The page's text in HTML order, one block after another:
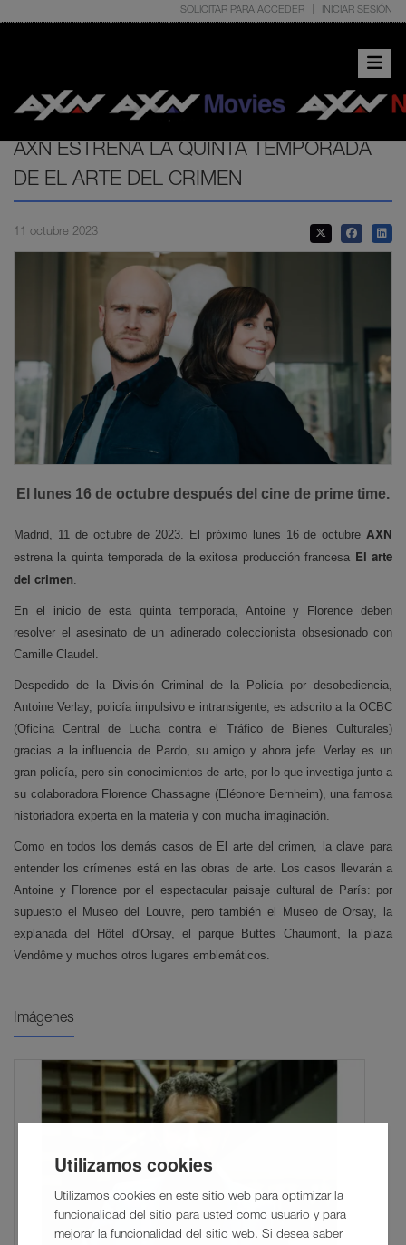
Utilizamos cookies
Utilizamos cookies en este sitio web para optimizar la
funcionalidad del sitio para usted como usuario y para
mejorar la funcionalidad del sitio web. Si desea saber
SOLICITAR PARA ACCEDER INICIAR SESIÓN
Toggle
AXN ESTRENA LA QUINTA TEMPORADA
DE EL ARTE DEL CRIMEN
11 octubre 2023
El lunes 16 de octubre después del cine de prime time.
Madrid, 11 de octubre de 2023. El próximo lunes 16 de octubreAXN
estrena la quinta temporada de la exitosa producción francesa El arte
del crimen.
En el inicio de esta quinta temporada, Antoine y Florence deben
resolver el asesinato de un adinerado coleccionista obsesionado con
Camille Claudel.
Despedido de la División Criminal de la Policía por desobediencia,
Antoine Verlay, policía impulsivo e intransigente, es adscrito a la OCBC
(Oficina Central de Lucha contra el Tráfico de Bienes Culturales)
gracias a la influencia de Pardo, su amigo y ahora jefe. Verlay es un
gran policía, pero sin conocimientos de arte, por lo que investiga junto a
su colaboradora Florence Chassagne (Eléonore Bernheim), una famosa
historiadora experta en la materia y con mucha imaginación.
Como en todos los demás casos de El arte del crimen, la clave para
entender los crímenes está en las obras de arte. Los casos llevarán a
Antoine y Florence por el espectacular paisaje cultural de París: por
supuesto el Museo del Louvre, pero también el Museo de Orsay, la
explanada del Hôtel d'Orsay, el parque Buttes Chaumont, la plaza
Vendôme y muchos otros lugares emblemáticos.
Imágenes